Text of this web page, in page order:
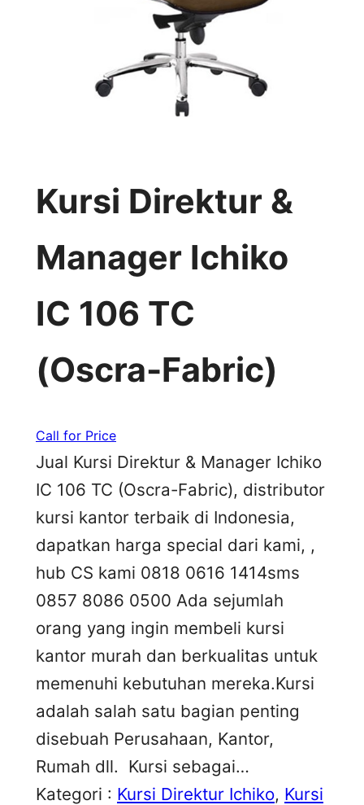
Kursi Direktur &
Manager Ichiko
IC 106 TC
(Oscra-Fabric)
Call for Price
Jual Kursi Direktur & Manager Ichiko
IC 106 TC (Oscra-Fabric), distributor
kursi kantor terbaik di Indonesia,
dapatkan harga special dari kami, ,
hub CS kami 0818 0616 1414sms
0857 8086 0500 Ada sejumlah
orang yang ingin membeli kursi
kantor murah dan berkualitas untuk
memenuhi kebutuhan mereka.Kursi
adalah salah satu bagian penting
disebuah Perusahaan, Kantor,
Rumah dll. Kursi sebagai…
Kategori : Kursi Direktur Ichiko, Kursi